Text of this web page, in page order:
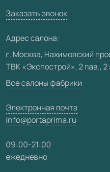
Юридическая информация
Вакансии
Карта сайта
Заказать звонок
Адрес салона:
г. Москва, Нахимовский
ТВК «Экспострой», 2 пав.,
Все салоны фабрики
Электронная почта
info@portaprima.ru
09:00-21:00
ежедневно